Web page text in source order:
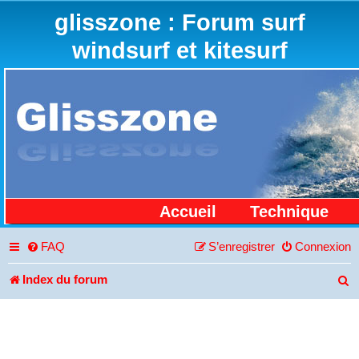
glisszone : Forum surf
windsurf et kitesurf
Accueil Technique
FAQ Connexion
S’enregistrer
Index du forum